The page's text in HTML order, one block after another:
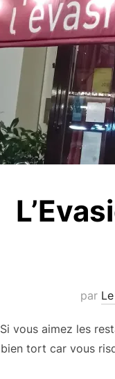
par
Si vous aimez les
bien tort car vous